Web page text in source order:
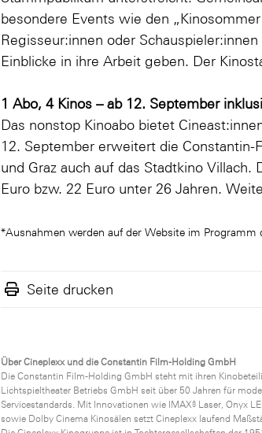
besondere Events wie den
Regisseur:innen oder
Einblicke in ihre Arbeit geben. Der
1 Abo, 4 Kinos – ab 12. September
Das nonstop Kinoabo bietet
12. September erweitert die
und Graz auch auf das Stadtkino
Euro bzw. 22 Euro unter 26 Jahren.
*Ausnahmen werden auf der Website im Programm
Seite drucken
Über Cineplexx und die Constantin Film-Holding GmbH
Die Constantin Film-Holding GmbH steht mit ihren
Lichtspieltheater Betriebs GmbH seit über 50 Jahren für
Servicestandards. Mit Innovationen wie IMAX® Laser, Onyx
sowie Dolby Cinema Kinosälen setzt Cineplexx laufend